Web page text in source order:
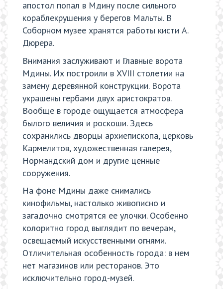
апостол попал в Мдину после сильного
кораблекрушения у берегов Мальты. В
Соборном музее хранятся работы кисти А.
Дюрера.
Внимания заслуживают и Главные ворота
Мдины. Их построили в XVIII столетии на
замену деревянной конструкции. Ворота
украшены гербами двух аристократов.
Вообще в городе ощущается атмосфера
былого величия и роскоши. Здесь
сохранились дворцы архиепископа, церковь
Кармелитов, художественная галерея,
Нормандский дом и другие ценные
сооружения.
На фоне Мдины даже снимались
кинофильмы, настолько живописно и
загадочно смотрятся ее улочки. Особенно
колоритно город выглядит по вечерам,
освещаемый искусственными огнями.
Отличительная особенность города: в нем
нет магазинов или ресторанов. Это
исключительно город-музей.